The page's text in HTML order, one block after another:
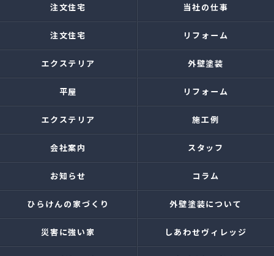
注文住宅 当社の仕事
注文住宅 リフォーム
エクステリア 外壁塗装
平屋 リフォーム
エクステリア 施工例
会社案内 スタッフ
お知らせ コラム
ひらけんの家づくり 外壁塗装について
災害に強い家 しあわせヴィレッジ